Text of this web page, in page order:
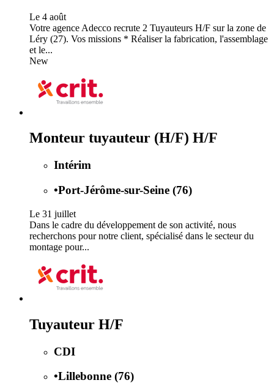
Le 4 août
Votre agence Adecco recrute 2 Tuyauteurs H/F sur la zone de
Léry (27). Vos missions * Réaliser la fabrication, l'assemblage
et le...
New
Monteur tuyauteur (H/F) H/F
Intérim
•Port-Jérôme-sur-Seine (76)
Le 31 juillet
Dans le cadre du développement de son activité, nous
recherchons pour notre client, spécialisé dans le secteur du
montage pour...
Tuyauteur H/F
CDI
•Lillebonne (76)